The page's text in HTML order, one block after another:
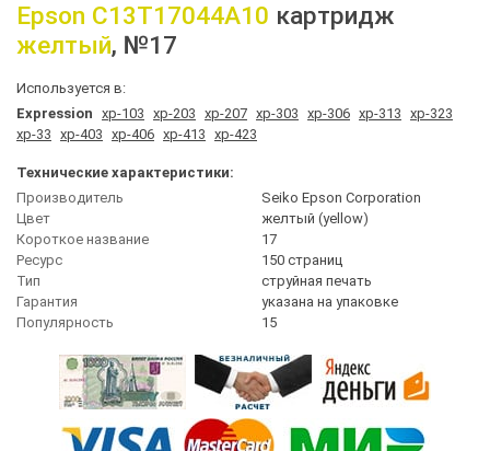
Epson C13T17044A10 картридж
желтый, №17
Используется в:
Expression xp-103 xp-203 xp-207 xp-303 xp-306 xp-313 xp-323
xp-33 xp-403 xp-406 xp-413 xp-423
Технические характеристики:
Производитель
Seiko Epson Corporation
Цвет
желтый (yellow)
Короткое название
17
Ресурс
150 страниц
Тип
струйная печать
Гарантия
указана на упаковке
Популярность
15